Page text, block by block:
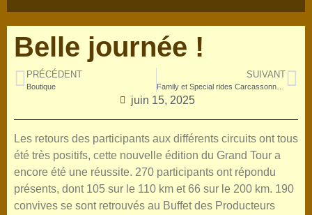
Belle journée !
PRÉCÉDENT
Boutique
SUIVANT
Family et Special rides Carcassonne Alaric
juin 15, 2025
Les retours des participants aux différents circuits ont tous
été très positifs, cette nouvelle édition du Grand Tour a
encore été une réussite. 270 participants ont répondu
présents, dont 105 sur le 110 km et 66 sur le 200 km. 190
convives se sont retrouvés au Buffet des Producteurs